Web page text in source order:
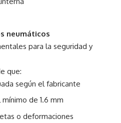
neumáticos
para la seguridad y
que:
según el fabricante
de 1.6 mm
o deformaciones